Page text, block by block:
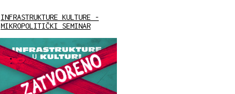
INFRASTRUKTURE KULTURE -
MIKROPOLITIČKI SEMINAR